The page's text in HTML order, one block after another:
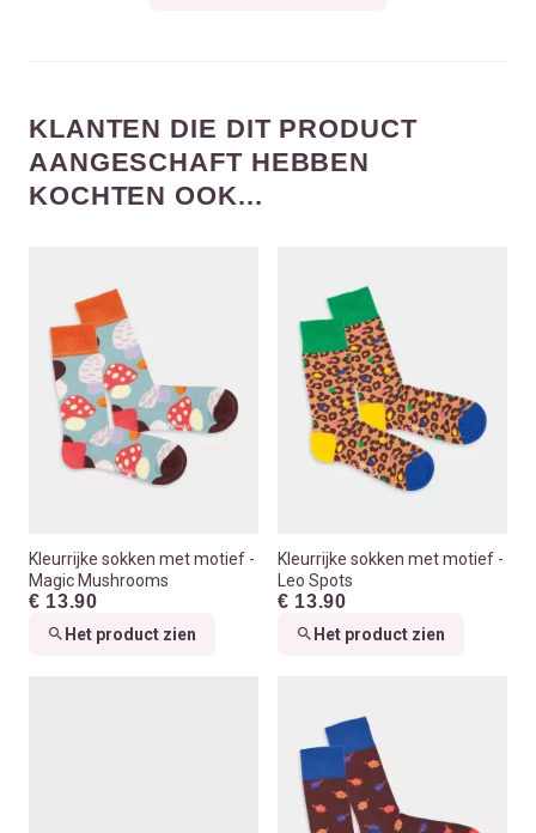
KLANTEN DIE DIT PRODUCT
AANGESCHAFT HEBBEN
KOCHTEN OOK...
Kleurrijke sokken met motief -
Magic Mushrooms
€ 13.90
Het product zien
Kleurrijke sokken met motief -
Leo Spots
€ 13.90
Het product zien